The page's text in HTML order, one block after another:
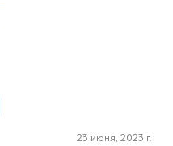
23 июня, 2023 г.